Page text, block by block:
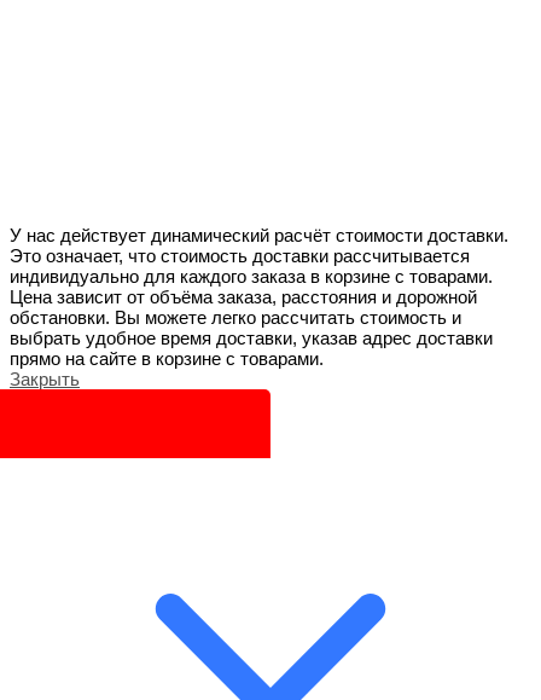
У нас действует динамический расчёт стоимости доставки.
Это означает, что стоимость доставки рассчитывается
индивидуально для каждого заказа в корзине с товарами.
Цена зависит от объёма заказа, расстояния и дорожной
обстановки. Вы можете легко рассчитать стоимость и
выбрать удобное время доставки, указав адрес доставки
прямо на сайте в корзине с товарами.
Закрыть